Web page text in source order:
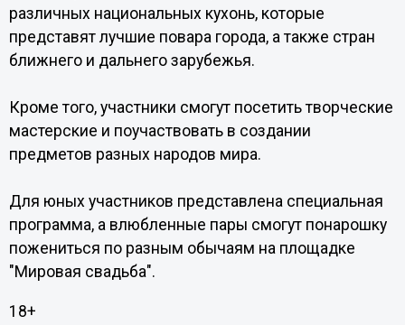
различных национальных кухонь, которые
представят лучшие повара города, а также стран
ближнего и дальнего зарубежья.
Кроме того, участники смогут посетить творческие
мастерские и поучаствовать в создании
предметов разных народов мира.
Для юных участников представлена специальная
программа, а влюбленные пары смогут понарошку
пожениться по разным обычаям на площадке
"Мировая свадьба".
18+